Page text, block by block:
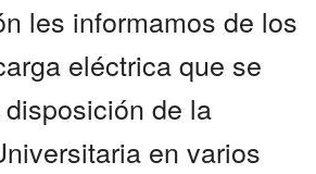
les informamos de los
eléctrica que se
de la
en varios